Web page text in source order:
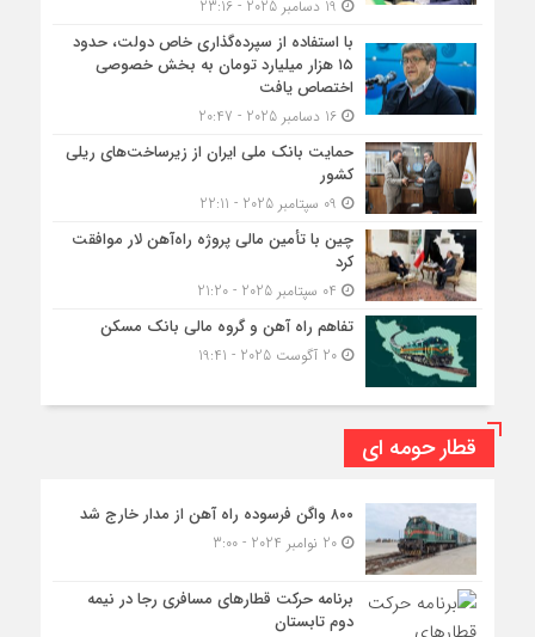
با استفاده از سپرده‌گذاری خاص دولت، حدود
۱۵ هزار میلیارد تومان به بخش خصوصی
اختصاص یافت
16 دسامبر 2025 - 20:47
حمایت بانک ملی ایران از زیرساخت‌های ریلی
کشور
چین با تأمین مالی پروژه راه‌آهن لار موافقت
کرد
تفاهم راه آهن و گروه مالی بانک مسکن
20 آگوست 2025 - 19:41
قطار حومه ای
۸۰۰ واگن فرسوده راه آهن از مدار خارج شد
20 نوامبر 2024 - 3:00
برنامه حرکت قطارهای مسافری رجا در نیمه
دوم تابستان